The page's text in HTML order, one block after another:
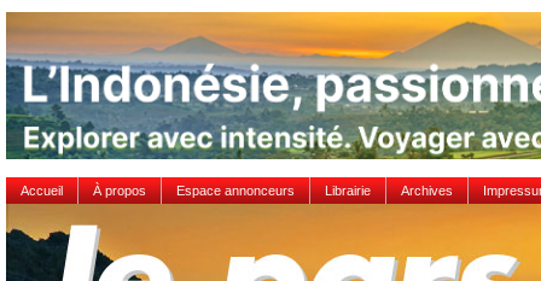
Accueil À propos Espace annonceurs Librairie Archives